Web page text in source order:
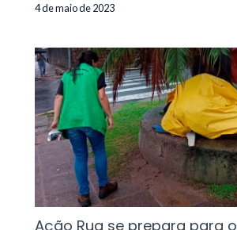
4 de maio de 2023
Ação Rua se prepara para